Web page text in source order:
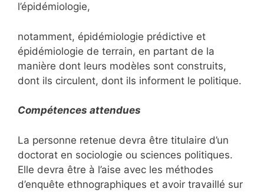
l’épidémiologie,
notamment, épidémiologie prédictive et
épidémiologie de terrain, en partant de la
manière dont leurs modèles sont construits,
dont ils circulent, dont ils informent le politique.
Compétences attendues
La personne retenue devra être titulaire d’un
doctorat en sociologie ou sciences politiques.
Elle devra être à l’aise avec les méthodes
d’enquête ethnographiques et avoir travaillé sur